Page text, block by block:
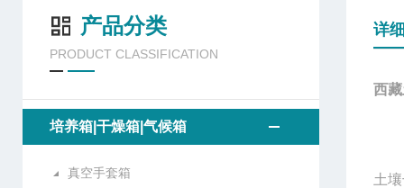
产品分类
PRODUCT CLASSIFICATION
培养箱|干燥箱|气候箱
真空手套箱
详
西
土